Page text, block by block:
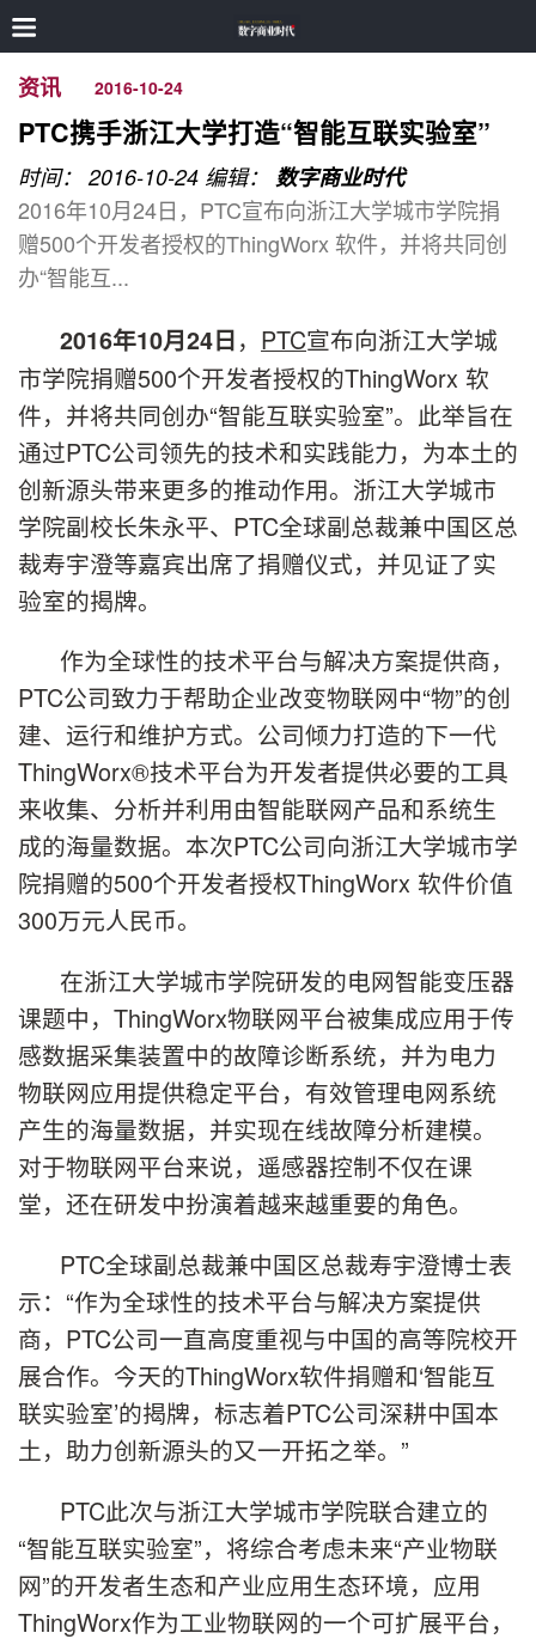
资讯 2016-10-24
PTC携手浙江大学打造“智能互联实验室”
时间： 2016-10-24 编辑： 数字商业时代
2016年10月24日，PTC宣布向浙江大学城市学院捐
赠500个开发者授权的ThingWorx 软件，并将共同创
办“智能互...
2016年10月24日， PTC宣布向浙江大学城
市学院捐赠500个开发者授权的ThingWorx 软
件，并将共同创办“智能互联实验室”。此举旨在
通过PTC公司领先的技术和实践能力，为本土的
创新源头带来更多的推动作用。浙江大学城市
学院副校长朱永平、PTC全球副总裁兼中国区总
裁寿宇澄等嘉宾出席了捐赠仪式，并见证了实
验室的揭牌。
作为全球性的技术平台与解决方案提供商，
PTC公司致力于帮助企业改变物联网中“物”的创
建、运行和维护方式。公司倾力打造的下一代
ThingWorx®技术平台为开发者提供必要的工具
来收集、分析并利用由智能联网产品和系统生
成的海量数据。本次PTC公司向浙江大学城市学
院捐赠的500个开发者授权ThingWorx 软件价值
300万元人民币。
在浙江大学城市学院研发的电网智能变压器
课题中，ThingWorx物联网平台被集成应用于传
感数据采集装置中的故障诊断系统，并为电力
物联网应用提供稳定平台，有效管理电网系统
产生的海量数据，并实现在线故障分析建模。
对于物联网平台来说，遥感器控制不仅在课
堂，还在研发中扮演着越来越重要的角色。
PTC全球副总裁兼中国区总裁寿宇澄博士表
示：“作为全球性的技术平台与解决方案提供
商，PTC公司一直高度重视与中国的高等院校开
展合作。今天的ThingWorx软件捐赠和‘智能互
联实验室’的揭牌，标志着PTC公司深耕中国本
土，助力创新源头的又一开拓之举。”
PTC此次与浙江大学城市学院联合建立的
“智能互联实验室”，将综合考虑未来“产业物联
网”的开发者生态和产业应用生态环境，应用
ThingWorx作为工业物联网的一个可扩展平台，